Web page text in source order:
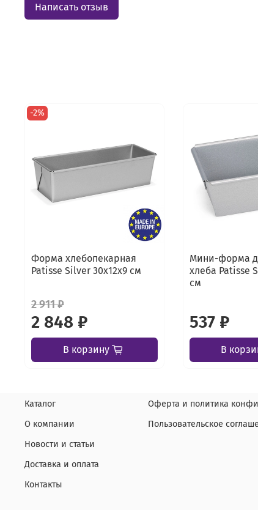
Написать отзыв
-2%
Форма хлебопекарная
Patisse Silver 30х12х9 см
2 911 ₽
2 848 ₽
В корзину
Мини-форма
хлеба Patisse
см
537 ₽
В
Каталог
О компании
Новости и статьи
Доставка и оплата
Контакты
Оферта и политика
Пользовательское